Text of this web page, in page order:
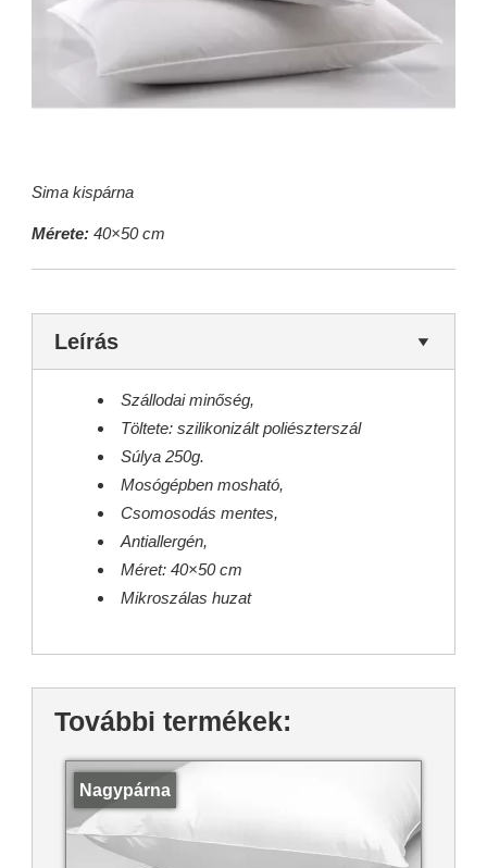
Sima kispárna
Mérete: 40×50 cm
Leírás
Szállodai minőség,
Töltete: szilikonizált poliészterszál
Súlya 250g.
Mosógépben mosható,
Csomosodás mentes,
Antiallergén,
Méret: 40×50 cm
Mikroszálas huzat
További termékek:
Nagypárna